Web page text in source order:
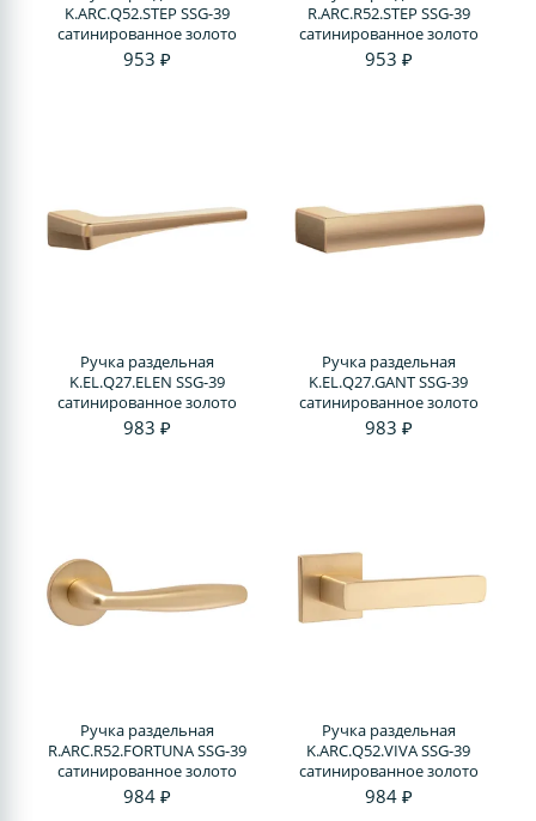
K.ARC.Q52.STEP SSG-39
сатинированное золото
953 ₽
R.ARC.R52.STEP SSG-39
сатинированное золото
953 ₽
Ручка раздельная
K.EL.Q27.ELEN SSG-39
сатинированное золото
983 ₽
Ручка раздельная
K.EL.Q27.GANT SSG-39
сатинированное золото
983 ₽
Ручка раздельная
R.ARC.R52.FORTUNA SSG-39
сатинированное золото
984 ₽
Ручка раздельная
K.ARC.Q52.VIVA SSG-39
сатинированное золото
984 ₽